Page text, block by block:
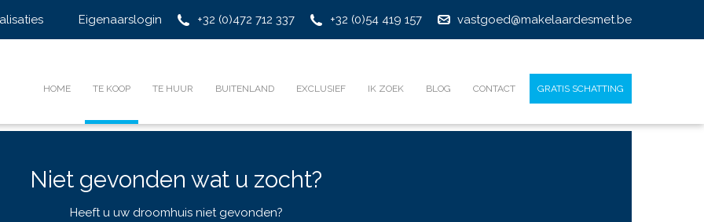
vastgoed@makelaardesmet.be
+32 (0)54 419 157
+32 (0)472 712 337
Eigenaarslogin
HOME TE KOOP TE HUUR BUITENLAND EXCLUSIEF IK ZOEK BLOG CONTACT GRATIS SCHATTING
Niet gevonden wat u zocht?
Heeft u uw droomhuis niet gevonden?